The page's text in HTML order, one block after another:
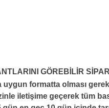
GÖREBİLİR
uygun formatta olması
iletişime geçerek tüm